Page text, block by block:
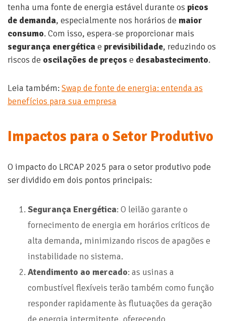
tenha uma fonte de energia estável durante os picos
de demanda, especialmente nos horários de maior
consumo. Com isso, espera-se proporcionar mais
segurança energéticae previsibilidade, reduzindo os
riscos de oscilações de preços e desabastecimento.
Leia também:Swap de fonte de energia: entenda as
benefícios para sua empresa
Impactos para o Setor Produtivo
O impacto do LRCAP 2025 para o setor produtivo pode
ser dividido em dois pontos principais:
Segurança Energética: O leilão garante o
fornecimento de energia em horários críticos de
alta demanda, minimizando riscos de apagões e
instabilidade no sistema.
Atendimento ao mercado: as usinas a
combustível flexíveis terão também como função
responder rapidamente às flutuações da geração